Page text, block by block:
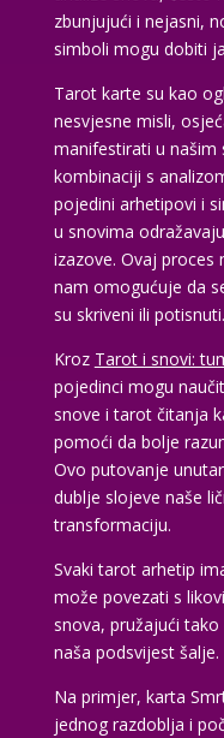
zbunjujući i nejasni,
simboli mogu dobiti
Tarot karte su kao
nesvjesne misli,
manifestirati u našim
kombinaciji s
pojedini arhetipovi i
u snovima
izazove. Ovaj
nam omogućuje da
su skriveni ili potisnuti.
Kroz Tarot i snovi:
pojedinci mogu
snove i tarot čitanja
pomoći da bolje
Ovo putovanje
dublje slojeve naše
transformaciju.
Svaki tarot arhetip
može povezati s
snova, pružajući
naša podsvijest šalje.
Na primjer, karta
jednog razdoblja i